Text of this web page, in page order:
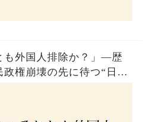
も外国人排除か？」―歴
権崩壊の先に待つ“日本